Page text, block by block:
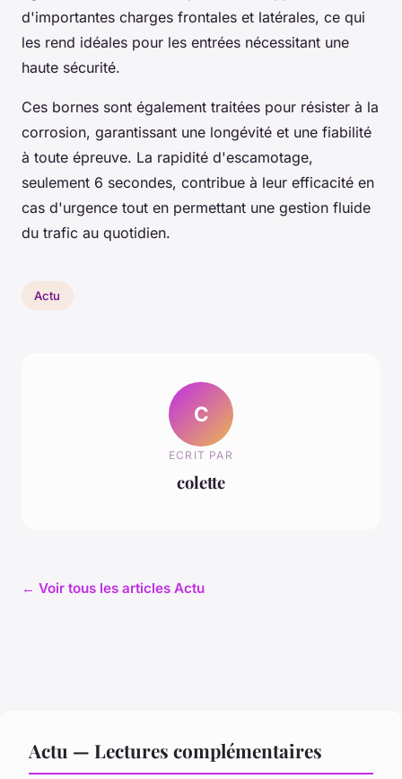
d'importantes charges frontales et latérales, ce qui
les rend idéales pour les entrées nécessitant une
haute sécurité.
Ces bornes sont également traitées pour résister à la
corrosion, garantissant une longévité et une fiabilité
à toute épreuve. La rapidité d'escamotage,
seulement 6 secondes, contribue à leur efficacité en
cas d'urgence tout en permettant une gestion fluide
du trafic au quotidien.
Actu
C
ECRIT PAR
colette
← Voir tous les articles Actu
Actu — Lectures complémentaires